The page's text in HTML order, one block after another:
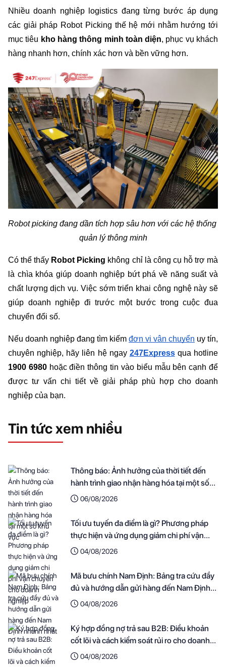
Nhiều doanh nghiệp logistics đang từng bước áp dụng
các giải pháp Robot Picking thế hệ mới nhằm hướng tới
mục tiêu kho hàng thông minh toàn diện, phục vụ khách
hàng nhanh hơn, chính xác hơn và bền vững hơn.
Robot picking đang dần tích hợp sâu hơn với các hệ thống
quản lý thông minh
Có thể thấy Robot Picking không chỉ là công cụ hỗ trợ mà
là chìa khóa giúp doanh nghiệp bứt phá về năng suất và
chất lượng dịch vụ. Việc sớm triển khai công nghệ này sẽ
giúp doanh nghiệp đi trước một bước trong cuộc đua
chuyển đổi số.
Nếu doanh nghiệp đang tìm kiếm đơn vị vận chuyển uy tín,
chuyên nghiệp, hãy liên hệ ngay 247Express qua hotline
1900 6980 hoặc điền thông tin vào biểu mẫu bên cạnh để
được tư vấn chi tiết về giải pháp phù hợp cho doanh
nghiệp của bạn.
Tin tức xem nhiều
Thông báo: Ảnh hưởng của thời tiết đến
hành trình giao nhận hàng hóa tại một số
khu vực
06/08/2026
Tối ưu tuyến đa điểm là gì? Phương pháp
thực hiện và ứng dụng giảm chi phí vận
chuyển cho doanh nghiệp
04/08/2026
Mã bưu chính Nam Định: Bảng tra cứu đầy
đủ và hướng dẫn gửi hàng đến Nam Định
nhanh nhất
04/08/2026
Ký hợp đồng nợ trả sau B2B: Điều khoản
cốt lõi và cách kiểm soát rủi ro cho doanh
nghiệp
04/08/2026